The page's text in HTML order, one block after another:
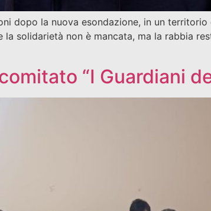
dopo la nuova esondazione, in un
la solidarietà non è mancata, ma la rabbia
“I Guardiani